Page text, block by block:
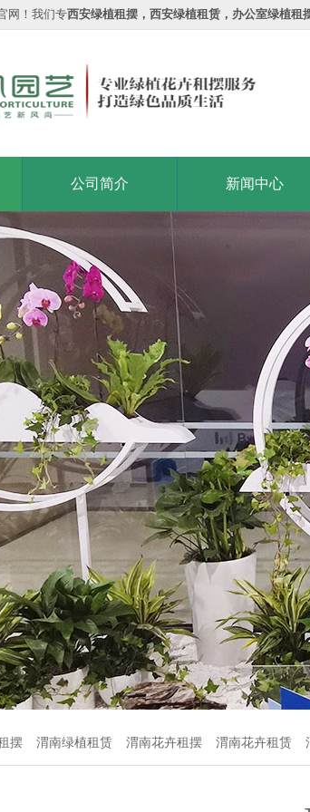
网！我们专西安绿植租摆，西安绿植租赁，办公室绿植
公司简介 新闻中心
摆 渭南绿植租赁 渭南花卉租摆 渭南花卉租赁